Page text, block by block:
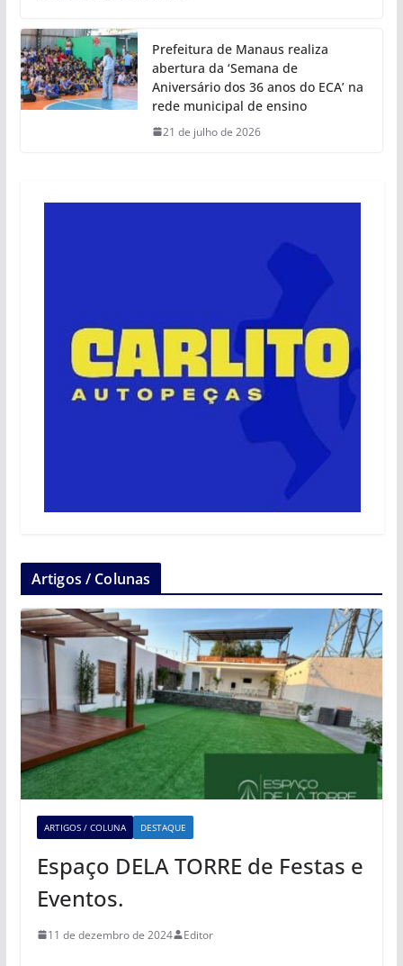
Prefeitura de Manaus realiza
abertura da ‘Semana de
Aniversário dos 36 anos do ECA’ na
rede municipal de ensino
21 de julho de 2026
Artigos / Colunas
ARTIGOS / COLUNA DESTAQUE
Espaço DELA TORRE de Festas e
Eventos.
11 de dezembro de 2024 Editor